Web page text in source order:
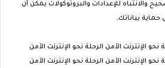
والانتباه للإعدادات والبروتوكولات يمكن أن
بياناتك.
نحو الإنترنت الآمن الرحلة نحو الإنترنت الآمن
نحو الإنترنت الآمن الرحلة نحو الإنترنت الآمن